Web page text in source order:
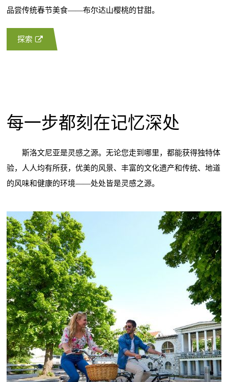
品尝传统春节美食——布尔达山樱桃的甘甜。
探索
每一步都刻在记忆深处
斯洛文尼亚是灵感之源。无论您走到哪里，都能获得独特体
验，人人均有所获，优美的风景、丰富的文化遗产和传统、地道
的风味和健康的环境——处处皆是灵感之源。